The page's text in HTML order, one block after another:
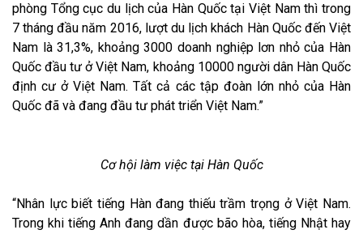
phòng Tổng cục du lịch của Hàn Quốc tại Việt Nam thì trong
7 tháng đầu năm 2016, lượt du lịch khách Hàn Quốc đến Việt
Nam là 31,3%, khoảng 3000 doanh nghiệp lơn nhỏ của Hàn
Quốc đầu tư ở Việt Nam, khoảng 10000 người dân Hàn Quốc
định cư ở Việt Nam. Tất cả các tập đoàn lớn nhỏ của Hàn
Quốc đã và đang đầu tư phát triển Việt Nam.
Cơ hội làm việc tại Hàn Quốc
Nhân lực biết tiếng Hàn đang thiếu trầm trọng ở Việt Nam.
Trong khi tiếng Anh đang dần được bão hòa, tiếng Nhật hay